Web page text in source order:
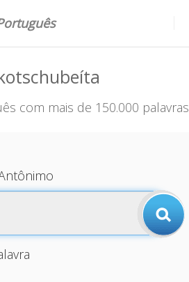
com mais de 150.000 palavras